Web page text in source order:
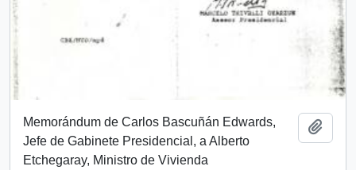
Memorándum de Carlos Bascuñán Edwards,
Jefe de Gabinete Presidencial, a Alberto
Etchegaray, Ministro de Vivienda